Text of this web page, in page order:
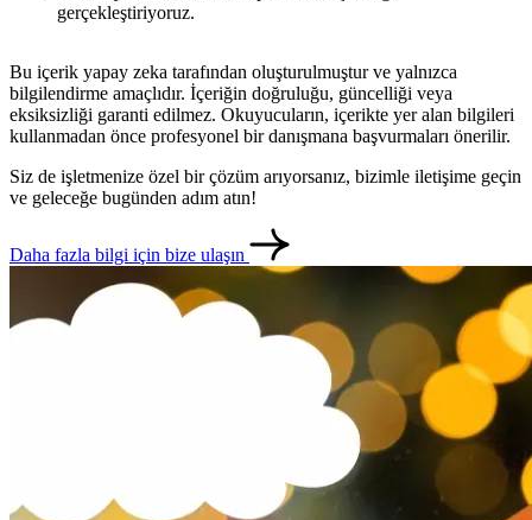
gerçekleştiriyoruz.
Bu içerik yapay zeka tarafından oluşturulmuştur ve yalnızca
bilgilendirme amaçlıdır. İçeriğin doğruluğu, güncelliği veya
eksiksizliği garanti edilmez. Okuyucuların, içerikte yer alan bilgileri
kullanmadan önce profesyonel bir danışmana başvurmaları önerilir.
Siz de işletmenize özel bir çözüm arıyorsanız, bizimle iletişime geçin
ve geleceğe bugünden adım atın!
Daha fazla bilgi için bize ulaşın